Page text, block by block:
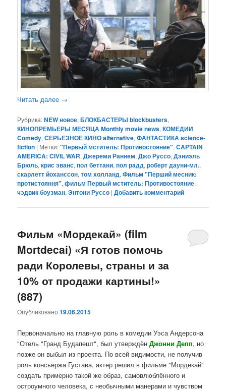
Читать далее →
Рубрика:NEW новое,БЛОКБАСТЕРЫ blockbusters,
КИНОПРЕМЬЕРЫ МЕСЯЦА Monthly movie news,КОМЕДИИ
Comedy,СЕРЬЕЗНОЕ КИНО alternative,ФАНТАСТИКА science-
fiction | Метки:"Первый мститель: Противостояние",CAPTAIN
AMERICA: CIVIL WAR,Джереми Раннем,Джо Руссо,Дэниэль
Брюль,крис эванс,пол беттани,пол радд,роберт дауни-мл.,
скарлетт йоханссон,том холланд,Фильм "Перший месник:
протистояння",фильм Первый мститель: Противостояние,
чэдвик боузман,Энтони Руссо |Добавить комментарий
Фильм «Мордекай» (film
Mortdecai) «Я готов помочь
ради Королевы, страны и за
10% от продажи картины!»
(887)
Опубликовано19.06.2015
Первоначально на главную роль в комедии Уэса Андерсона
"Отель "Гранд Будапешт", был утверждёнДжонни Депп, но
позже он выбыл из проекта. По всей видимости, не получив
роль консьержа Густава, актер решил в фильме "Мордекай"
создать примерно такой же образ, самовлюблённого и
остроумного человека, с необычными манерами и чувством